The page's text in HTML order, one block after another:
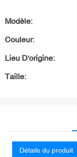
Modèle:
Couleur:
Lieu D'origine:
Taille:
Détails du produit